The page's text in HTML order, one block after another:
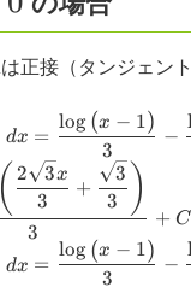
{x^{3}-1}
\,dx
は正接（タンジェン
dx
\small =
\right)}}{3}-
+ x + 1
=
3
log(x − 1)
−
3
( 3
2 3x +
3
3 )
+ C
dx
\small =
=
3
log(x − 1)
−